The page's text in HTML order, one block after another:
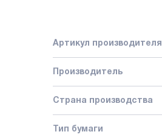
Артикул производителя
Производитель
Страна производства
Тип бумаги